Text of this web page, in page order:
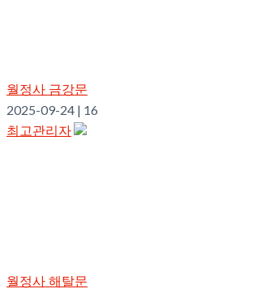
월정사 금강문
2025-09-24 | 16
최고관리자
월정사 해탈문